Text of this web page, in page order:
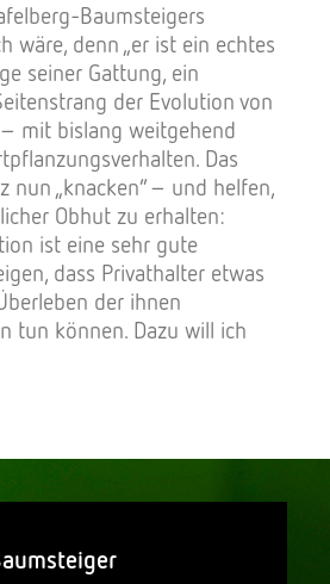
Baumsteigers
wäre, denn „er ist ein echtes
seiner Gattung, ein
der Evolution von
mit bislang weitgehend
Das
nun „knacken“ – und helfen,
Obhut zu erhalten:
ist eine sehr gute
dass Privathalter etwas
der ihnen
tun können. Dazu will ich